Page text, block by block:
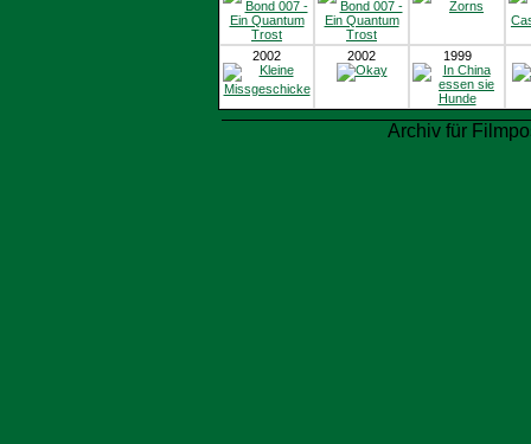
2002 2002 1999
Archiv für